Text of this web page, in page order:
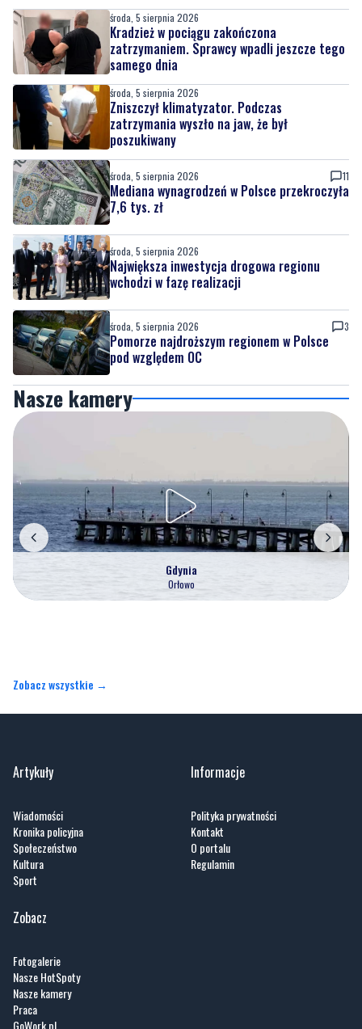
środa, 5 sierpnia 2026
Kradzież w pociągu zakończona
zatrzymaniem. Sprawcy wpadli jeszcze tego
samego dnia
środa, 5 sierpnia 2026
Zniszczył klimatyzator. Podczas
zatrzymania wyszło na jaw, że był
poszukiwany
środa, 5 sierpnia 2026 11
Mediana wynagrodzeń w Polsce przekroczyła
7,6 tys. zł
środa, 5 sierpnia 2026
Największa inwestycja drogowa regionu
wchodzi w fazę realizacji
środa, 5 sierpnia 2026 3
Pomorze najdroższym regionem w Polsce
pod względem OC
Nasze kamery
Gdynia
Orłowo
Zobacz wszystkie →
Artykuły
Wiadomości
Kronika policyjna
Społeczeństwo
Kultura
Sport
Informacje
Polityka prywatności
Kontakt
O portalu
Regulamin
Zobacz
Fotogalerie
Nasze HotSpoty
Nasze kamery
Praca
GoWork.pl